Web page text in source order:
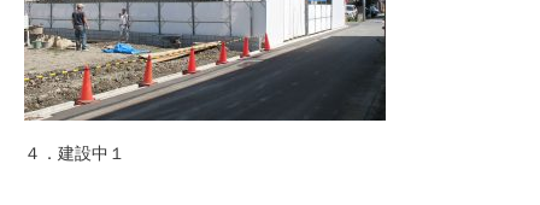
４．建設中１